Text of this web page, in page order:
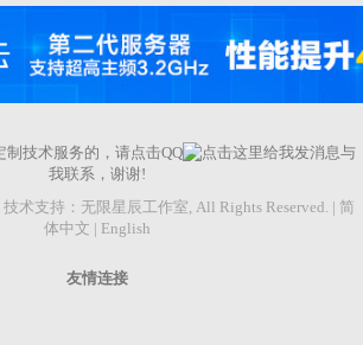
技术服务的，请点击QQ
与
我联系，谢谢!
术支持： 无限星辰工作室, All Rights Reserved. | 简
体中文 | English
友情连接